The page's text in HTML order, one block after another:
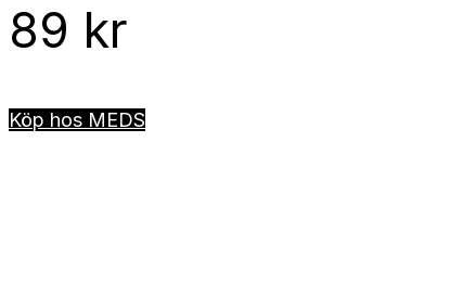
89 kr
Köp hos MEDS